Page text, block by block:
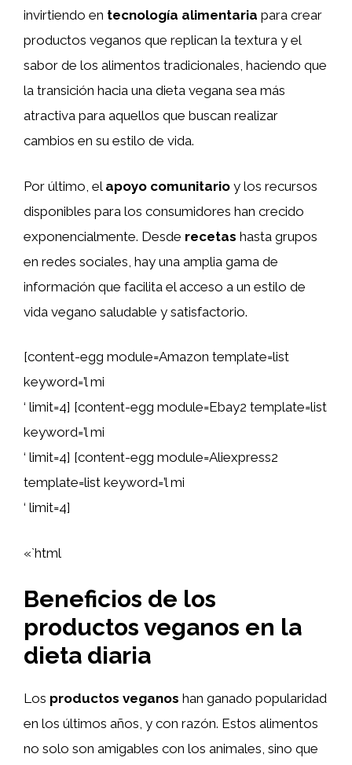
invirtiendo en tecnología alimentaria para crear
productos veganos que replican la textura y el
sabor de los alimentos tradicionales, haciendo que
la transición hacia una dieta vegana sea más
atractiva para aquellos que buscan realizar
cambios en su estilo de vida.
Por último, el apoyo comunitario y los recursos
disponibles para los consumidores han crecido
exponencialmente. Desde recetas hasta grupos
en redes sociales, hay una amplia gama de
información que facilita el acceso a un estilo de
vida vegano saludable y satisfactorio.
[content-egg module=Amazon template=list
keyword=’l mi
‘ limit=4] [content-egg module=Ebay2 template=list
keyword=’l mi
‘ limit=4] [content-egg module=Aliexpress2
template=list keyword=’l mi
‘ limit=4]
«`html
Beneficios de los
productos veganos en la
dieta diaria
Los productos veganos han ganado popularidad
en los últimos años, y con razón. Estos alimentos
no solo son amigables con los animales, sino que